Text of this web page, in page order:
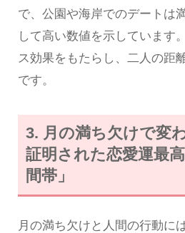
で、公園や海岸でのデートは
して高い数値を示しています
ス効果をもたらし、二人の距
です。
3. 月の満ち欠けで変
証明された恋愛運最
間帯」
月の満ち欠けと人間の行動に